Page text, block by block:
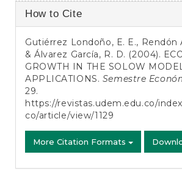
Article
Details
How to Cite
Gutiérrez Londoño, E. E., Rendón
& Álvarez García, R. D. (2004).
GROWTH IN THE SOLOW
APPLICATIONS. Semestre
29.
https://revistas.udem.edu.co/
co/article/view/1129
More Citation Formats